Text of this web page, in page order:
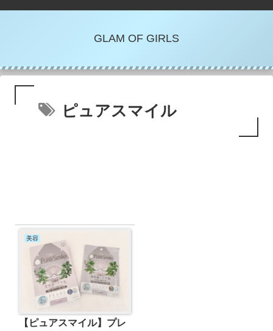
GLAM OF GIRLS
ピュアスマイル
美容
【ピュアスマイル】プレ